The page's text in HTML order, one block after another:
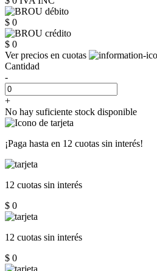
$ 0
$ 0
Ver precios en cuotas
Cantidad
-
+
No hay suficiente stock disponible
¡Paga hasta en 12 cuotas sin interés!
12 cuotas sin interés
$ 0
12 cuotas sin interés
$ 0